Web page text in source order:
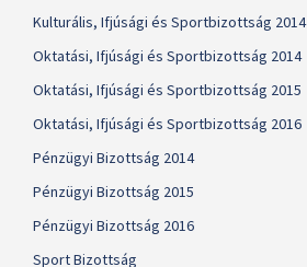
Kulturális, Ifjúsági és Sportbizottság 2014
Oktatási, Ifjúsági és Sportbizottság 2014
Oktatási, Ifjúsági és Sportbizottság 2015
Oktatási, Ifjúsági és Sportbizottság 2016
Pénzügyi Bizottság 2014
Pénzügyi Bizottság 2015
Pénzügyi Bizottság 2016
Sport Bizottság